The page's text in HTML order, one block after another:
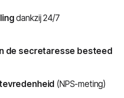
dankzij 24/7
de secretaresse besteed
(NPS-meting)